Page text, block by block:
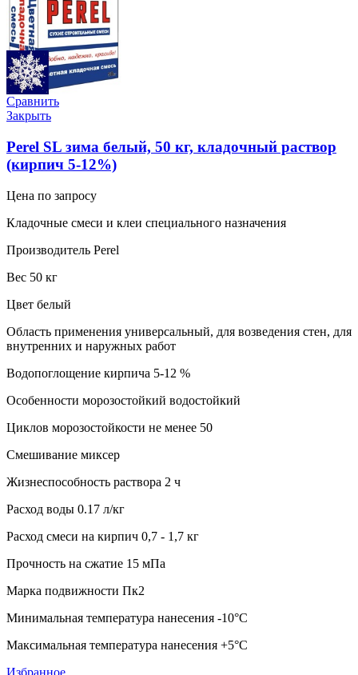
Сравнить
Закрыть
Perel SL зима белый, 50 кг, кладочный раствор
(кирпич 5-12%)
Цена по запросу
Кладочные смеси и клеи специального назначения
Производитель Perel
Вес 50 кг
Цвет белый
Область применения универсальный, для возведения стен, для
внутренних и наружных работ
Водопоглощение кирпича 5-12 %
Особенности морозостойкий водостойкий
Циклов морозостойкости не менее 50
Смешивание миксер
Жизнеспособность раствора 2 ч
Расход воды 0.17 л/кг
Расход смеси на кирпич 0,7 - 1,7 кг
Прочность на сжатие 15 мПа
Марка подвижности Пк2
Минимальная температура нанесения -10°C
Максимальная температура нанесения +5°C
Избранное